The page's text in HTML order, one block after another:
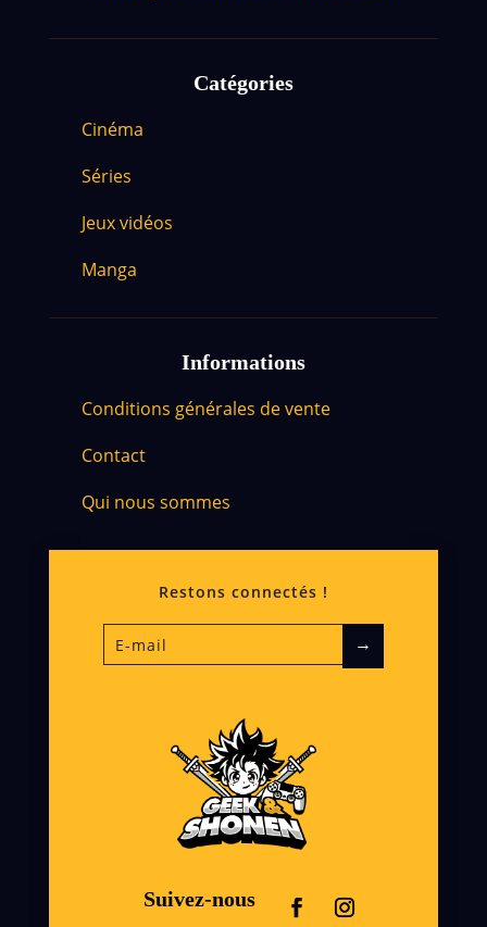
Catégories
Cinéma
Séries
Jeux vidéos
Manga
Informations
Conditions générales de vente
Contact
Qui nous sommes
Suivez-nous
Restons connectés !
→